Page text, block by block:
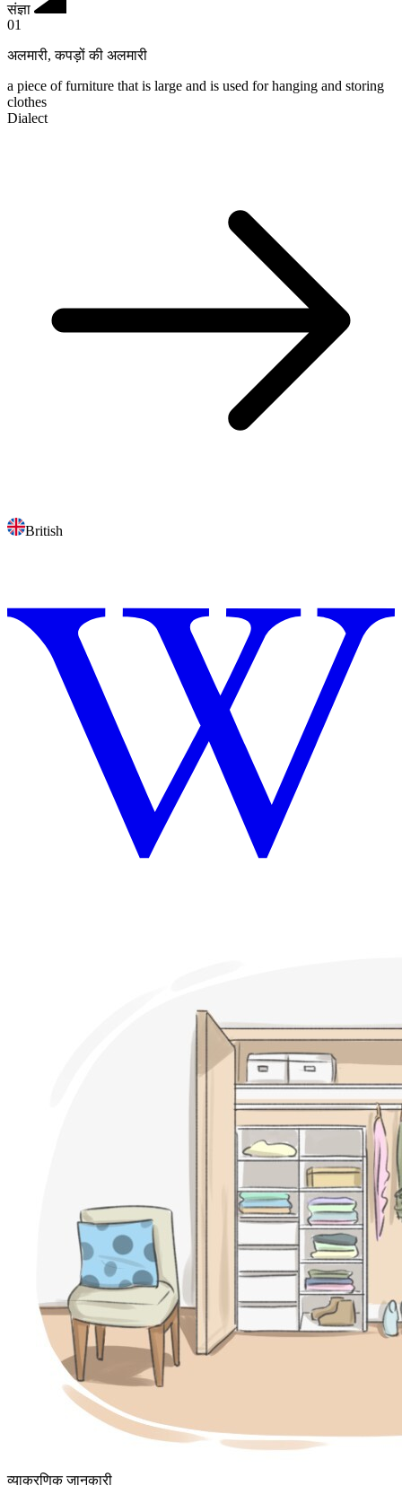
संज्ञा
01
अलमारी,कपड़ों की अलमारी
a piece of furniture that is large and is used for hanging and storing
clothes
Dialect
British
व्याकरणिक जानकारी